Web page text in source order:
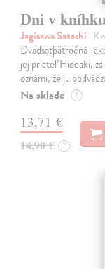
Dni v
Jagisawa Satoshi |
Dvadsaťpäťročná
jej priateľ Hideaki,
oznámi, že ju
Na sklade ?
13,71 €
14,90 € ?